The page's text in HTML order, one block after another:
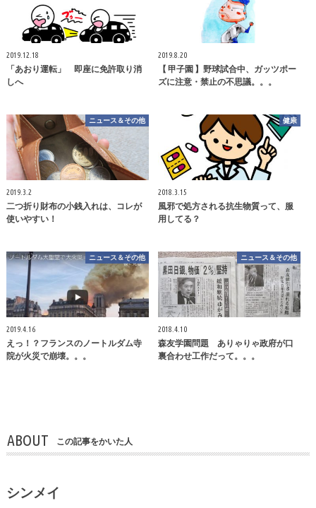
2019.12.18
「あおり運転」 即座に免許取り消
しへ
2019.8.20
【 甲子園 】野球試合中、ガッツポー
ズに注意・禁止の不思議。。。
ニュース＆その他
2019.3.2
二つ折り財布の小銭入れは、コレが
使いやすい！
健康
2018.3.15
風邪で処方される抗生物質って、服
用してる？
ニュース＆その他
2019.4.16
えっ！？フランスのノートルダム寺
院が火災で崩壊。。。
ニュース＆その他
2018.4.10
森友学園問題 ありゃりゃ政府が口
裏合わせ工作だって。。。
ABOUT この記事をかいた人
シンメイ